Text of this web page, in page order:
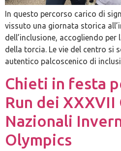
In questo percorso carico di
vissuto una giornata storica
dell’inclusione, accogliendo
della torcia. Le vie del centro si
autentico palcoscenico di
Chieti in festa
Run dei XXXVII
Nazionali
Olympics